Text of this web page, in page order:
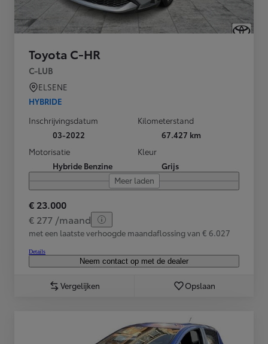
Toyota C-HR
C-LUB
ELSENE
HYBRIDE
Inschrijvingsdatum
03-2022
Kilometerstand
67.427 km
Motorisatie
Hybride Benzine
Kleur
Grijs
Meer laden
€ 23.000
€ 277 /maand
met een laatste verhoogde maandaflossing van € 6.027
Details
Neem contact op met de dealer
Vergelijken Opslaan